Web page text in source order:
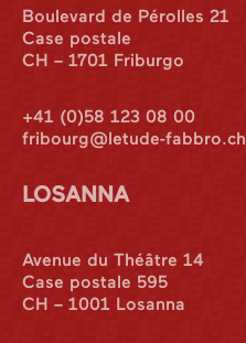
Boulevard de Pérolles 21
Case postale
CH – 1701 Friburgo
+41 (0)58 123 08 00
fribourg@letude-fabbro.ch
LOSANNA
Avenue du Théâtre 14
Case postale 595
CH – 1001 Losanna